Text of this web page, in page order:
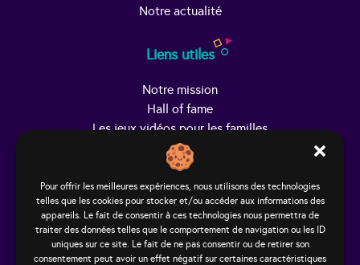
Pour offrir les meilleures expériences, nous utilisons des technologies
telles que les cookies pour stocker et/ou accéder aux informations des
appareils. Le fait de consentir à ces technologies nous permettra de
traiter des données telles que le comportement de navigation ou les ID
uniques sur ce site. Le fait de ne pas consentir ou de retirer son
consentement peut avoir un effet négatif sur certaines caractéristiques
Notre actualité
Liens utiles
Notre mission
Hall of fame
Les jeux vidéos pour les familles
Trouver Helpy
Le studio
65, rue Hénon
69004 Lyon - France